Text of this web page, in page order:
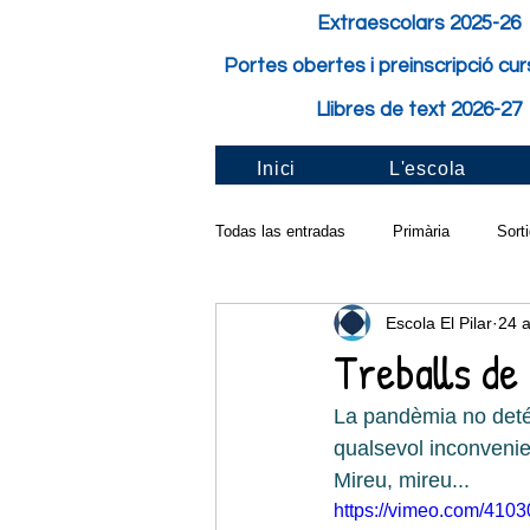
Extraescolars 2025-26
Portes obertes i preinscripció
Llibres de text 2026-27
Inici L'escola
Todas las entradas Primària
Activitat de classe Festes i
Pilar solidari Santa Cecília
Taller a l'aula Carnaval
Treballs
Escola El Pilar 24
La pandèmia no
qualsevol
Mireu, mireu...
https://vimeo.com/